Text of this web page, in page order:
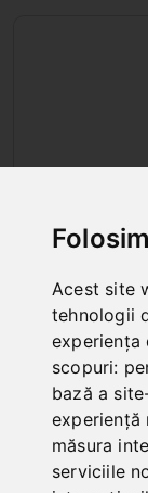
Acest site
tehnologii
experiența
scopuri:
bază a
experiență
măsura
serviciile